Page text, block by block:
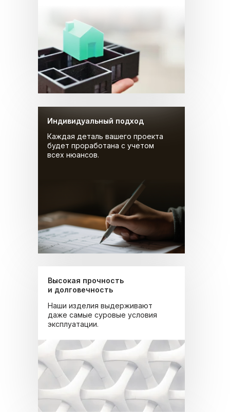
Каждая деталь вашего проекта
будет проработана с учетом
всех нюансов.
Наши изделия выдерживают
даже самые суровые условия
эксплуатации.
Индивидуальный подход
Высокая прочность
и долговечность